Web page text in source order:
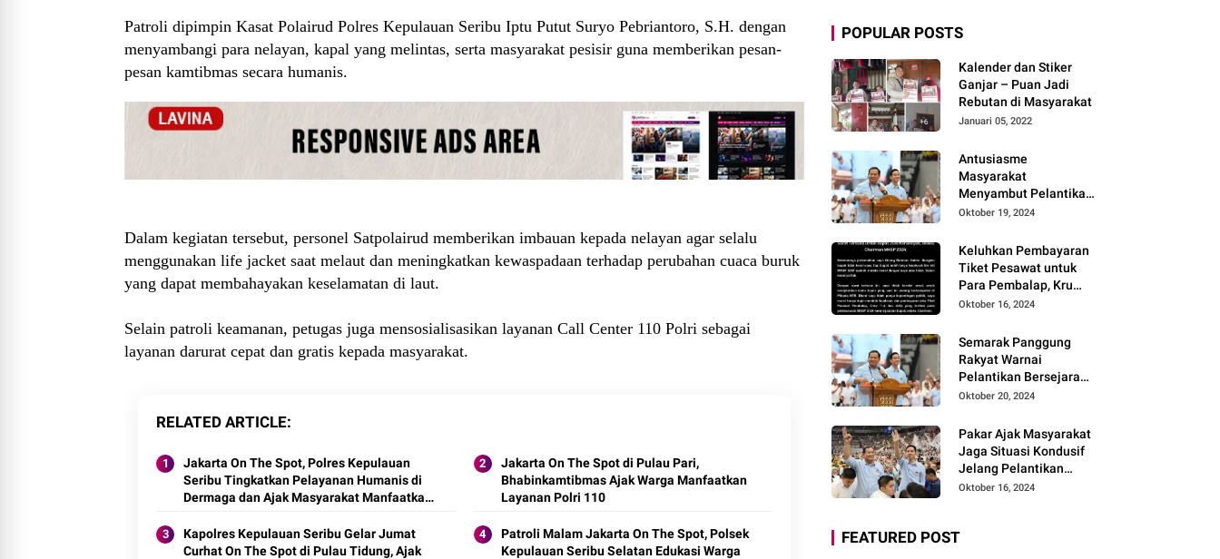
Patroli dipimpin Kasat Polairud Polres Kepulauan Seribu Iptu Putut Suryo Pebriantoro, S.H. dengan
menyambangi para nelayan, kapal yang melintas, serta masyarakat pesisir guna memberikan pesan-
pesan kamtibmas secara humanis.
Dalam kegiatan tersebut, personel Satpolairud memberikan imbauan kepada nelayan agar selalu
menggunakan life jacket saat melaut dan meningkatkan kewaspadaan terhadap perubahan cuaca buruk
yang dapat membahayakan keselamatan di laut.
Selain patroli keamanan, petugas juga mensosialisasikan layanan Call Center 110 Polri sebagai
layanan darurat cepat dan gratis kepada masyarakat.
RELATED ARTICLE
Jakarta On The Spot, Polres Kepulauan
Seribu Tingkatkan Pelayanan Humanis di
Dermaga dan Ajak Masyarakat Manfaatkan
Jakarta On The Spot di Pulau Pari,
Bhabinkamtibmas Ajak Warga Manfaatkan
Layanan Polri 110
Kapolres Kepulauan Seribu Gelar Jumat
Curhat On The Spot di Pulau Tidung, Ajak
Patroli Malam Jakarta On The Spot, Polsek
Kepulauan Seribu Selatan Edukasi Warga
POPULAR POSTS
Kalender dan Stiker
Ganjar – Puan Jadi
Rebutan di Masyarakat
Januari 05, 2022
Antusiasme
Masyarakat
Menyambut Pelantikan
Prabowo-Gibran dan
Menyukseskan
Program Pemerintahan
Baru
Oktober 19, 2024
Keluhkan Pembayaran
Tiket Pesawat untuk
Para Pembalap, Kru
Tim, dan Artis belum
Lombok 2024
Layangkan Surat
Terbuka
Oktober 16, 2024
Semarak Panggung
Rakyat Warnai
Pelantikan Bersejarah
Prabowo-Gibran
Oktober 20, 2024
Pakar Ajak Masyarakat
Jaga Situasi Kondusif
Jelang Pelantikan
Presiden dan Dukung
Oktober 16, 2024
FEATURED POST